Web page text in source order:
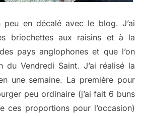
peu en décalé avec le blog. J’ai
briochettes aux raisins et à la
pays anglophones et que l’on
du Vendredi Saint. J’ai réalisé la
une semaine. La première pour
peu ordinaire (j’ai fait 6 buns
ces proportions pour l’occasion)